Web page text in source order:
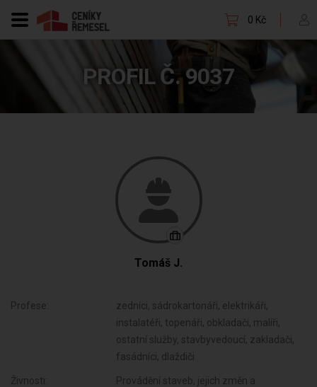
0 Kč
PROFIL Č. 9037
Tomáš J.
Profese:
zedníci, sádrokartonáři, elektrikáři,
instalatéři, topenáři, obkladači, malíři,
ostatní služby, stavbyvedoucí, zakladači,
fasádníci, dlaždiči
Živnosti: Provádění staveb, jejich změn a odstraňování od 01/2020 , Poskytování služeb pro zemědělství, zahradnictví, rybníkářství, lesnictví a myslivost od 01/2020 , Diagnostická, zkušební a poradenská činnost v ochraně rostlin a ošetřování rostlin, rostlinných produktů, objektů a půdy proti škodlivým organismům přípravky na ochranu rostlin nebo biocidními přípravky od 01/2020 , Činnost odborného lesního hospodáře a vyhotovování lesních hospodářských plánů a osnov od 01/2020 , Nakládání s reprodukčním materiálem lesních dřevin od 01/2020 , Chov zvířat a jejich výcvik (s výjimkou živočišné výroby) od 01/2020 , Úprava nerostů, dobývání rašeliny a bahna od 01/2020 , Pěstitelské pálení od 01/2020 , Výroba krmiv, krmných směsí, doplňkových látek a premixů od 01/2020 , Výroba textilií, textilních výrobků, oděvů a oděvních doplňků od 01/2020 , Výroba a opravy obuvi, brašnářského a sedlářského zboží od 01/2020 , Výroba vlákniny, papíru a lepenky a zboží z těchto materiálů od 01/2020 , Zpracování dřeva, výroba dřevěných, korkových, proutěných a slaměných výrobků od 01/2020 , Vydavatelské činnosti, polygrafická výroba, knihařské a kopírovací práce od 01/2020 , Výroba, rozmnožování, distribuce, prodej, pronájem zvukových a zvukově-obrazových záznamů a výroba nenahraných nosičů údajů a záznamů od 01/2020 , Výroba koksu, surového dehtu a jiných pevných paliv od 01/2020 , Výroba hnojiv od 01/2020 , Výroba plastových a pryžových výrobků od 01/2020 , Výroba stavebních hmot, porcelánových, keramických a sádrových výrobků od 01/2020 , Výroba brusiv a ostatních minerálních nekovových výrobků od 01/2020 , Broušení technického a šperkového kamene od 01/2020 , Výroba a hutní zpracování železa, drahých a neželezných kovů a jejich slitin od 01/2020 , Výroba kovových konstrukcí a kovodělných výrobků od 01/2020 , Umělecko-řemeslné zpracování kovů od 01/2020 , Povrchové úpravy a svařování kovů a dalších materiálů od 01/2020 , Výroba elektronických součástek, elektrických zařízení a výroba a opravy elektrických strojů, přístrojů a elektronických zařízení pracujících na malém napětí od 01/2020 , Výroba neelektrických zařízení pro domácnost od 01/2020 , Výroba motorových a přípojných vozidel a karoserií od 01/2020 , Stavba a výroba plavidel od 01/2020 , Provozování vodovodů a kanalizací a úprava a rozvod vody od 01/2020 , Výroba, vývoj, projektování, zkoušky, instalace, údržba, opravy, modifikace a konstrukční změny letadel, motorů letadel, vrtulí, letadlových částí a zařízení a leteckých pozemních zařízení od 01/2020 , Nakládání s odpady (vyjma nebezpečných) od 01/2020 , Výroba drážních hnacích vozidel a drážních vozidel na dráze tramvajové, trolejbusové a lanové a železničního parku od 01/2020 , Přípravné a dokončovací stavební práce, specializované stavební činnosti od 01/2020 , Sklenářské práce, rámování a paspartování od 01/2020 , Výroba a opravy čalounických výrobků od 01/2020 , Zprostředkování obchodu a služeb od 01/2020 , Výroba, opravy a údržba sportovních potřeb, her, hraček a dětských kočárků od 01/2020 , Velkoobchod a maloobchod od 01/2020 , Výroba zdravotnických prostředků od 01/2020 , Údržba motorových vozidel a jejich příslušenství od 01/2020 , Výroba a opravy zdrojů ionizujícího záření od 01/2020 , Potrubní a pozemní doprava (vyjma železniční a silniční motorové dopravy) od 01/2020 , Skladování, balení zboží, manipulace s nákladem a technické činnosti v dopravě od 01/2020 , Výroba školních a kancelářských potřeb, kromě výrobků z papíru, výroba bižuterie, kartáčnického a konfekčního zboží, deštníků, upomínkových předmětů od 01/2020 , Poskytování software, poradenství v oblasti informačních technologií, zpracování dat, hostingové a související činnosti a webové portály od 01/2020 , Výroba dalších výrobků zpracovatelského průmyslu od 01/2020 , Pronájem a půjčování věcí movitých od 01/2020 , Poradenská a konzultační činnost, zpracování odborných studií a posudků od 01/2020 , Projektování pozemkových úprav od 01/2020 , Příprava a vypracování technických návrhů, grafické a kresličské práce od 01/2020